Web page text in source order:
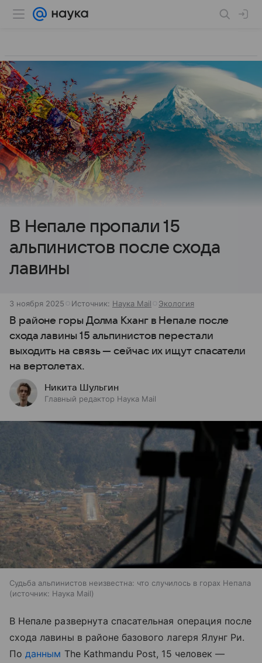
В Непале пропали 15
альпинистов после схода
лавины
3 ноября 2025 Источник: Наука Mail Экология
В районе горы Долма Кханг в Непале после
схода лавины 15 альпинистов перестали
выходить на связь — сейчас их ищут спасатели
на вертолетах.
Никита Шульгин
Главный редактор Наука Mail
Судьба альпинистов неизвестна: что случилось в горах Непала
источник: Наука Mail
В Непале развернута спасательная операция после
схода лавины в районе базового лагеря Ялунг Ри.
Поданным The Kathmandu Post, 15 человек —